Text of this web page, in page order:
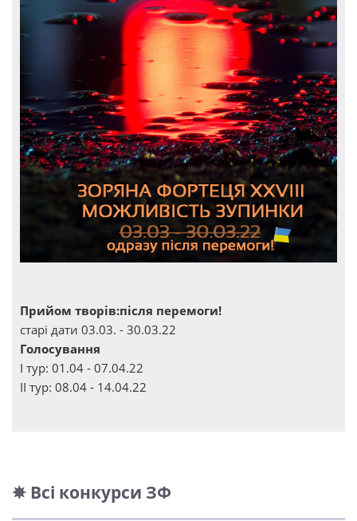
Прийом творів:після перемоги!
старі дати 03.03. - 30.03.22
Голосування
І тур: 01.04 - 07.04.22
ІІ тур: 08.04 - 14.04.22
✵ Всі конкурси ЗФ